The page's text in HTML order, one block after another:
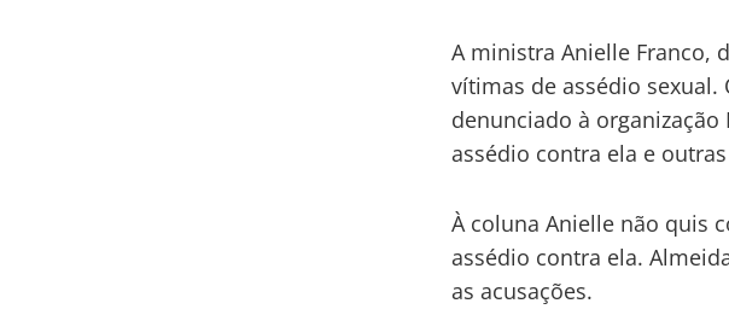
A ministra Anielle Franco,
vítimas de assédio
denunciado à
assédio contra ela e
À coluna Anielle não quis
assédio contra ela.
as acusações.